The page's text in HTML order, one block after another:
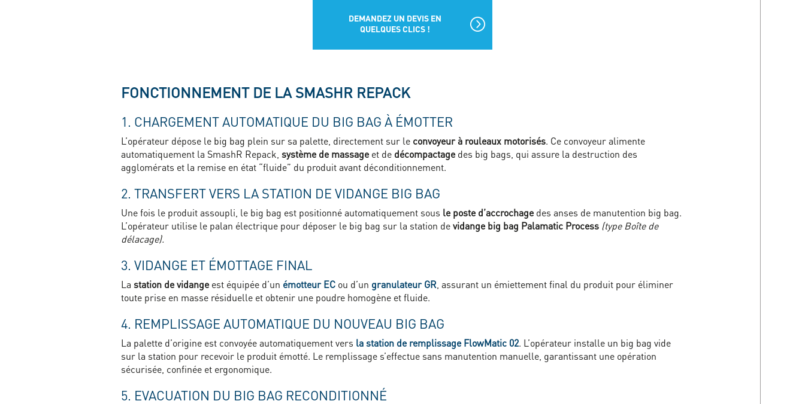
DEMANDEZ UN DEVIS EN
QUELQUES CLICS !
FONCTIONNEMENT DE LA SMASHR REPACK
1. CHARGEMENT AUTOMATIQUE DU BIG BAG À ÉMOTTER
L’opérateur dépose le big bag plein sur sa palette, directement sur le convoyeur à rouleaux motorisés. Ce convoyeur alimente
automatiquement la SmashR Repack, système de massageet de décompactagedes big bags, qui assure la destruction des
agglomérats et la remise en état “fluide” du produit avant déconditionnement.
2. TRANSFERT VERS LA STATION DE VIDANGE BIG BAG
Une fois le produit assoupli, le big bag est positionné automatiquement sous le poste d’accrochagedes anses de manutention big bag.
L’opérateur utilise le palan électrique pour déposer le big bag sur la station devidange big bag Palamatic Process (type Boîte de
délacage).
3. VIDANGE ET ÉMOTTAGE FINAL
La station de vidangeest équipée d’un émotteur EC ou d’un granulateur GR , assurant un émiettement final du produit pour éliminer
toute prise en masse résiduelle et obtenir une poudre homogène et fluide.
4. REMPLISSAGE AUTOMATIQUE DU NOUVEAU BIG BAG
La palette d’origine est convoyée automatiquement vers la station de remplissage FlowMatic 02. L’opérateur installe un big bag vide
sur la station pour recevoir le produit émotté. Le remplissage s’effectue sans manutention manuelle, garantissant une opération
sécurisée, confinée et ergonomique.
5. EVACUATION DU BIG BAG RECONDITIONNÉ